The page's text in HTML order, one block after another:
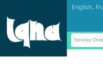
English.
Versione